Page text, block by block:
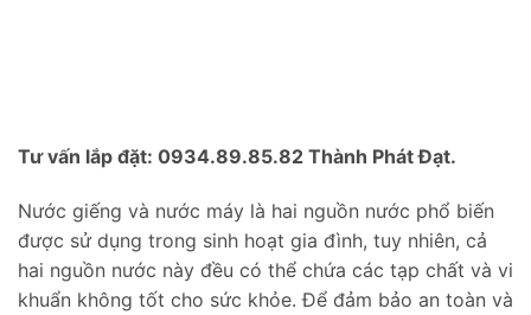
Tư vấn lắp đặt: 0934.89.85.82 Thành Phát Đạt.
Nước giếng và nước máy là hai nguồn nước phổ biến
được sử dụng trong sinh hoạt gia đình, tuy nhiên, cả
hai nguồn nước này đều có thể chứa các tạp chất và vi
khuẩn không tốt cho sức khỏe. Để đảm bảo an toàn và